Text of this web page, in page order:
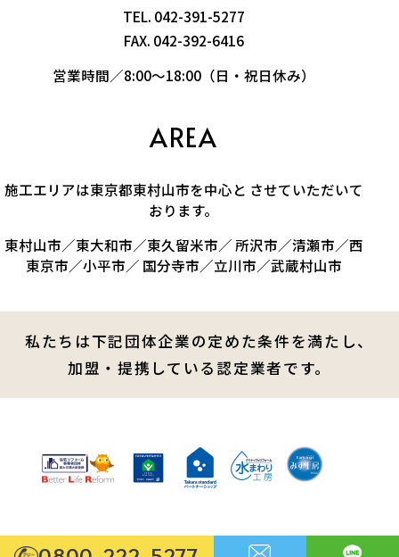
TEL. 042-391-5277
FAX. 042-392-6416
営業時間／8:00～18:00（日・祝日休み）
AREA
施工エリアは東京都東村山市を中心と させていただいて
おります。
東村山市／東大和市／東久留米市／ 所沢市／清瀬市／西
東京市／小平市／ 国分寺市／立川市／武蔵村山市
私たちは下記団体企業の定めた条件を満たし、
加盟・提携している認定業者です。